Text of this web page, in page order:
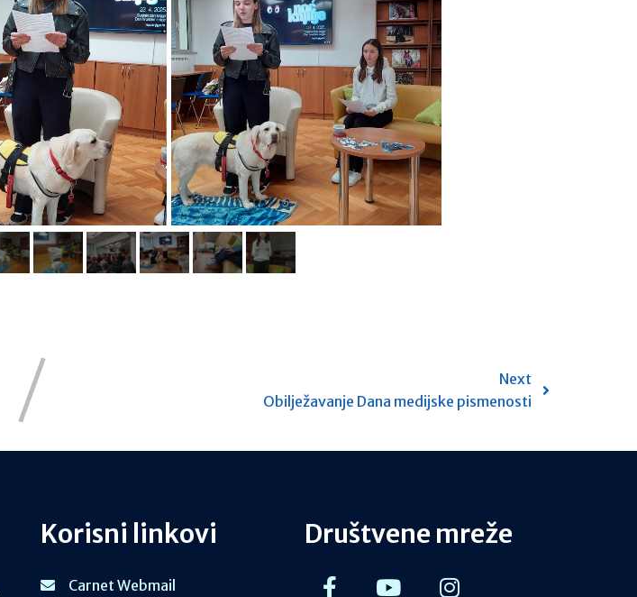
Next
Obilježavanje Dana medijske pismenosti
Korisni linkovi
Carnet Webmail
Društvene mreže